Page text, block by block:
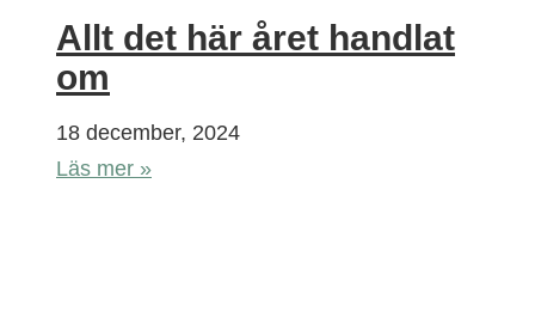
Allt det här året handlat
om
18 december, 2024
Läs mer »